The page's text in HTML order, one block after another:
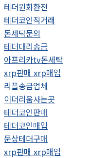
테더원화환전
테더코인직거래
돈세탁문의
테더대리송금
아프리카tv돈세탁
xrp판매 xrp매입
리플송금업체
이더리움사는곳
테더코인판매
테더코인매입
문상테더구매
xrp판매 xrp매입